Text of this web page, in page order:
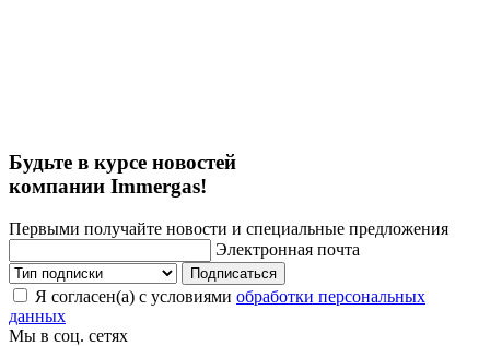
Будьте в курсе новостей
компании Immergas!
Первыми получайте новости и специальные предложения
Электронная почта
Подписаться
Я согласен(а) с условиями обработки персональных
данных
Мы в соц. сетях